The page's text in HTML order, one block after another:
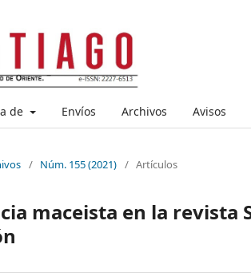
de Envíos Archivos Avisos
/ Núm. 155 (2021) / Artículos
maceista en la revista